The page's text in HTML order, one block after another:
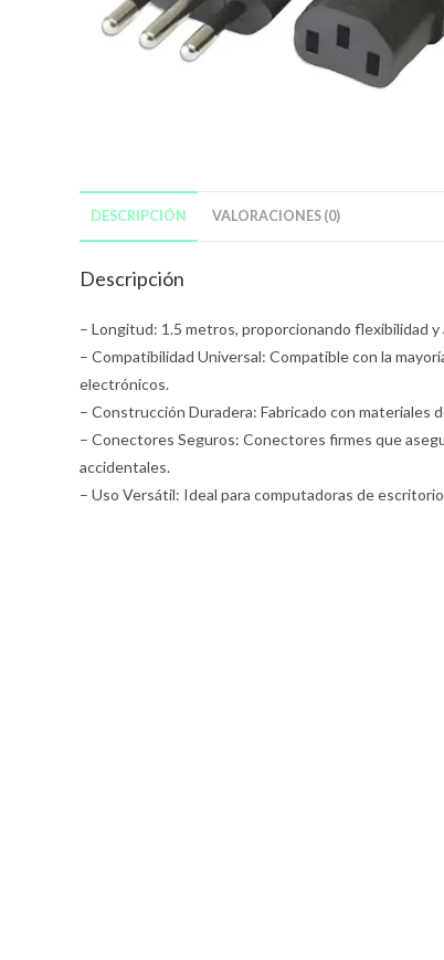
DESCRIPCIÓN VALORACIONES (0)
Descripción
– Longitud: 1.5 metros, proporcionando flexibilidad
– Compatibilidad Universal: Compatible con la
electrónicos.
– Construcción Duradera: Fabricado con materiales
– Conectores Seguros: Conectores firmes que
accidentales.
– Uso Versátil: Ideal para computadoras de